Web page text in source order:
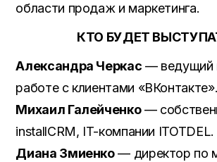
области продаж и маркетинга.
КТО БУДЕТ
Александра Черкас — ведущий
работе с клиентами «ВКонтакте».
Михаил Галейченко—
installCRM, IT-компании ITOTDEL.
Диана Змиенко— директор по